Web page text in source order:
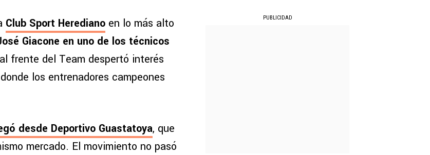
Club Sport Herediano en lo más alto
Giacone en uno de los técnicos
frente del Team despertó interés
los entrenadores campeones
desde Deportivo Guastatoya, que
mercado. El movimiento no pasó
PUBLICIDAD